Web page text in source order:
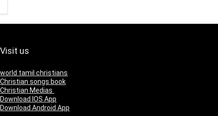
Visit us
world tamil christians
Christian songs book
Christian Medias
Download IOS App
Download Android App